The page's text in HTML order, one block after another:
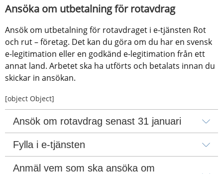
Ansöka om utbetalning för rotavdrag
Ansök om utbetalning för rotavdraget i e-tjänsten Rot
och rut – företag. Det kan du göra om du har en svensk
e-legitimation eller en godkänd e-legitimation från ett
annat land. Arbetet ska ha utförts och betalats innan du
skickar in ansökan.
[object Object]
Ansök om rotavdrag senast 31 januari
Fylla i e-tjänsten
Anmäl vem som ska ansöka om